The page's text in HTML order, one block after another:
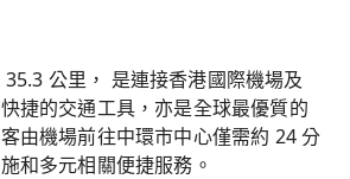
公里， 是連接香港國際機場及
捷的交通工具，亦是全球最優質的
由機場前往中環市中心僅需約 24 分
和多元相關便捷服務。